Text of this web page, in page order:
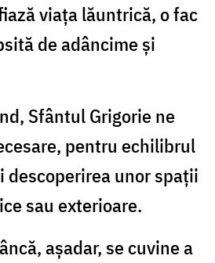
viața lăuntrică, o fac
de adâncime și
Sfântul Grigorie ne
pentru echilibrul
descoperirea unor spații
sau exterioare.
așadar, se cuvine a